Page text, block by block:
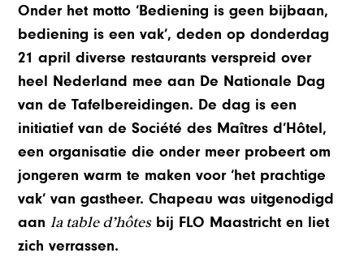
Onder het motto ‘Bediening is geen bijbaan,
bediening is een vak’, deden op donderdag
21 april diverse restaurants verspreid over
heel Nederland mee aan De Nationale Dag
van de Tafelbereidingen. De dag is een
initiatief van de Société des Maîtres d’Hôtel,
een organisatie die onder meer probeert om
jongeren warm te maken voor ‘het prachtige
vak’ van gastheer. Chapeau was uitgenodigd
aanla table d’hôtesbij FLO Maastricht en liet
zich verrassen.